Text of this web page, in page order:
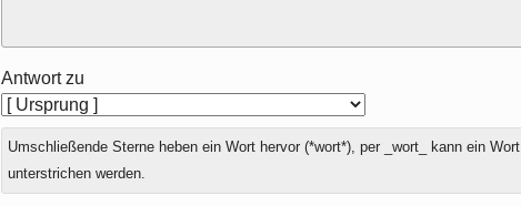
Antwort zu
Umschließende Sterne heben ein Wort hervor (*wort*), per _wort_ kann ein Wort
unterstrichen werden.